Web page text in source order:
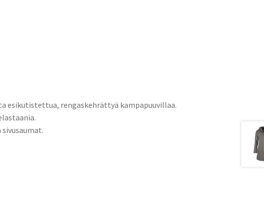
esikutistettua, rengaskehrättyä kampapuuvillaa.